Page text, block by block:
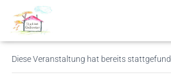
« Alle Veranstaltungen
Diese Veranstaltung hat bereits